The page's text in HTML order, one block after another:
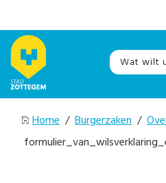
Home / Burgerzaken /